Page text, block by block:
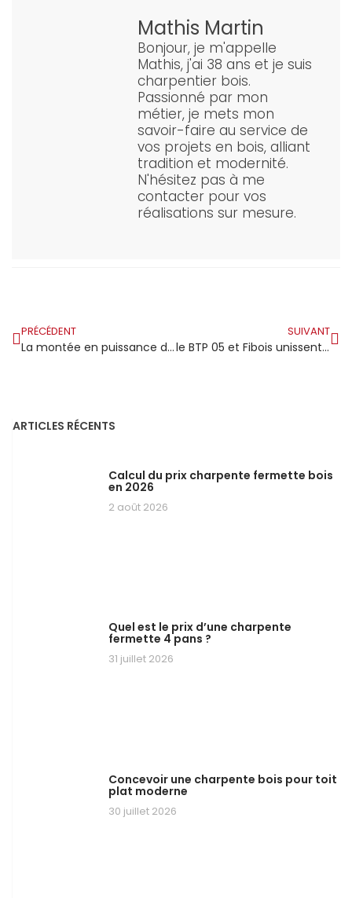
Mathis Martin
Bonjour, je m'appelle
Mathis, j'ai 38 ans et je suis
charpentier bois.
Passionné par mon
métier, je mets mon
savoir-faire au service de
vos projets en bois, alliant
tradition et modernité.
N'hésitez pas à me
contacter pour vos
réalisations sur mesure.
PRÉCÉDENT
La montée en puissance de la construction en bois sur le marché
SUIVANT
le BTP 05 et Fibois unissent leurs forces pour créer un cluster bois innovant dans les Hautes-Alpes
ARTICLES RÉCENTS
Calcul du prix charpente fermette bois
en 2026
2 août 2026
Quel est le prix d’une charpente
fermette 4 pans ?
31 juillet 2026
Concevoir une charpente bois pour toit
plat moderne
30 juillet 2026